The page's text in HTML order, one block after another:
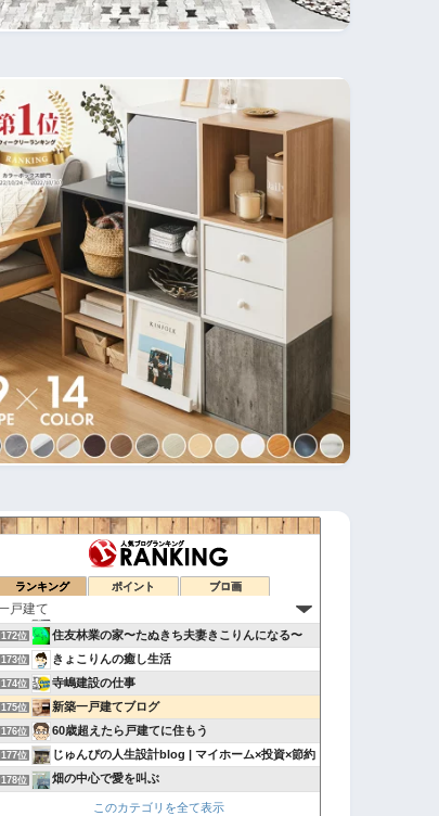
ランキング ポイント ブロ画
豊田一級建築士事務所
平屋の暮らし
170位 50才で自分の理想の家を建てました
171位
172位 住友林業の家〜たぬきち夫妻きこりんになる〜
173位 きょこりんの癒し生活
174位 寺嶋建設の仕事
175位 新築一戸建てブログ
176位 60歳超えたら戸建てに住もう
177位 じゅんぴの人生設計blog | マイホーム×投資×節約
178位 畑の中心で愛を叫ぶ
FP銀行員が建てる家
このカテゴリを全て表示